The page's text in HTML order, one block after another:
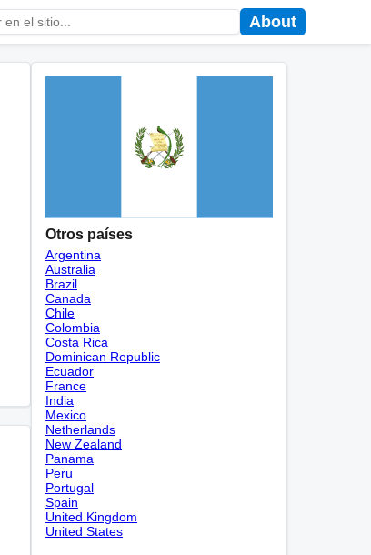
About
Otros países
Argentina
Australia
Brazil
Canada
Chile
Colombia
Costa Rica
Dominican Republic
Ecuador
France
India
Mexico
Netherlands
New Zealand
Panama
Peru
Portugal
Spain
United Kingdom
United States